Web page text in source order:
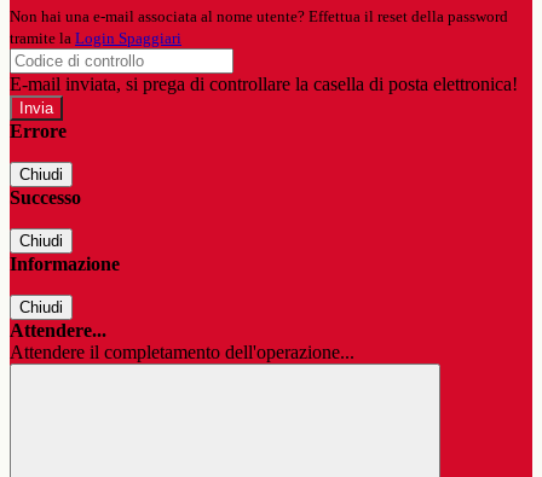
Non hai una e-mail associata al nome utente? Effettua il reset della password
tramite la Login Spaggiari
E-mail inviata, si prega di controllare la casella di posta elettronica!
Errore
Chiudi
Successo
Chiudi
Informazione
Chiudi
Attendere...
Attendere il completamento dell'operazione...